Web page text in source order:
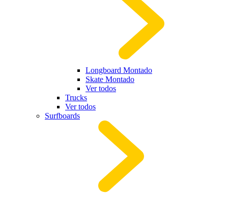
Longboard Montado
Skate Montado
Ver todos
Trucks
Ver todos
Surfboards